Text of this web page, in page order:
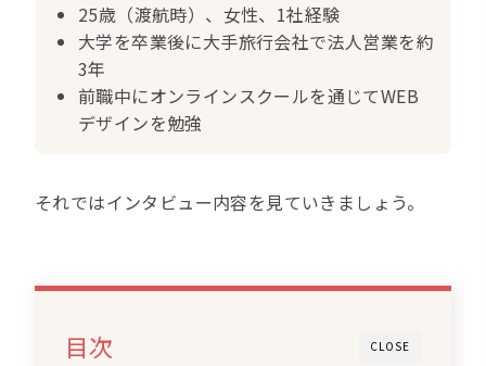
25歳（渡航時）、女性、1社経験
大学を卒業後に大手旅行会社で法人営業を約
3年
前職中にオンラインスクールを通じてWEB
デザインを勉強
それではインタビュー内容を見ていきましょう。
CLOSE
目次